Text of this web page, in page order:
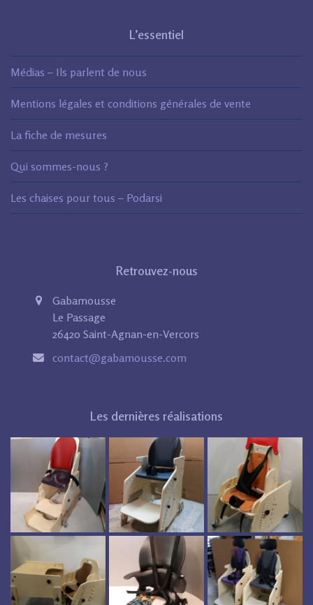
L’essentiel
Médias – Ils parlent de nous
Mentions légales et conditions générales de vente
La fiche de mesures
Qui sommes-nous ?
Les chaises pour tous – Podarsi
Retrouvez-nous
Gabamousse
Le Passage
26420 Saint-Agnan-en-Vercors
contact@gabamousse.com
Les dernières réalisations